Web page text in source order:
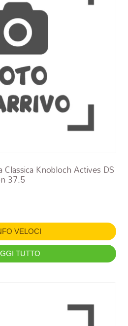
Knobloch Actives DS
37.5
VELOCI
TUTTO